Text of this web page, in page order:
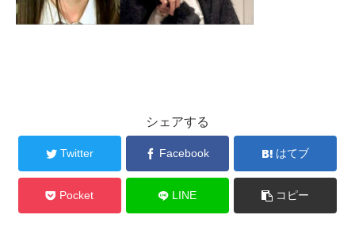
シェアする
Twitter Facebook はてブ
Pocket LINE コピー